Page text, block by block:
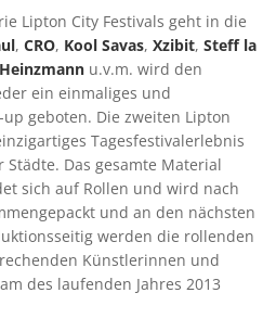
Lipton City Festivals geht in die
, CRO, Kool Savas, Xzibit, Steff la
u.v.m. wird den
ein einmaliges und
geboten. Die zweiten Lipton
Tagesfestivalerlebnis
Das gesamte Material
sich auf Rollen und wird nach
und an den nächsten
werden die rollenden
Künstlerinnen und
des laufenden Jahres 2013